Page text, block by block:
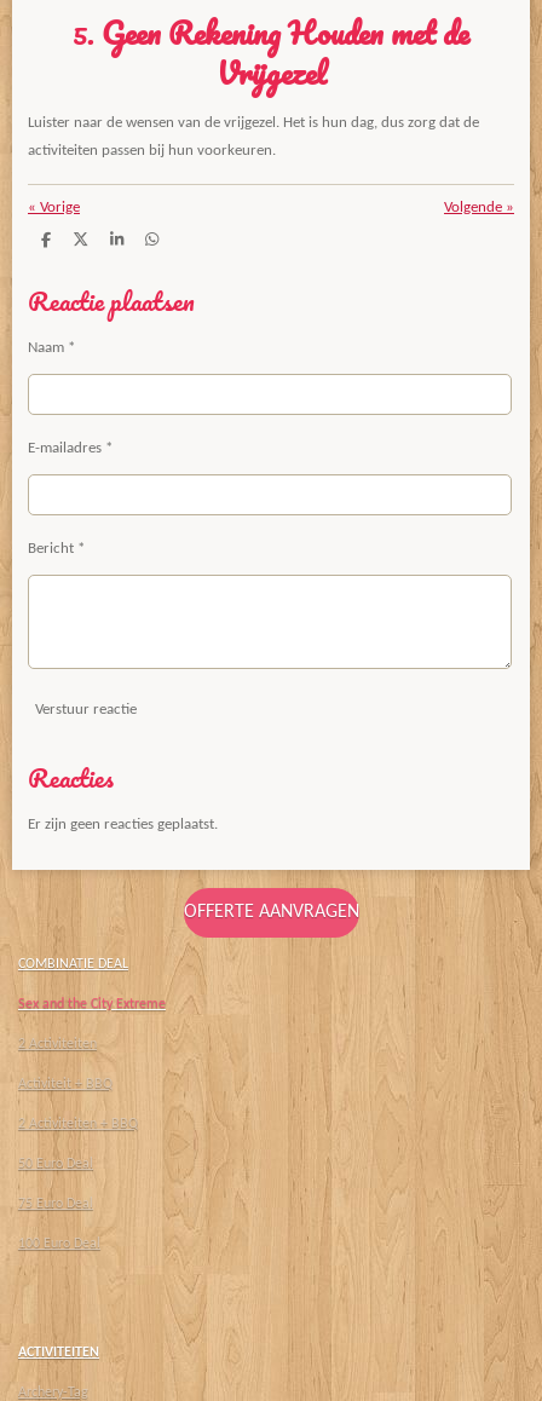
5.Geen Rekening Houden met de
Vrijgezel
Luister naar de wensen van de vrijgezel. Het is hun dag, dus zorg dat de
activiteiten passen bij hun voorkeuren.
« Vorige Volgende »
D
e
n
D
l
S
e
D
n
Reactie plaatsen
Naam *
E-mailadres *
Bericht *
Verstuur reactie
Reacties
Er zijn geen reacties geplaatst.
OFFERTE AANVRAGEN
COMBINATIE DEAL
Sex and the City Extreme
2 Activiteiten
Activiteit + BBQ
2 Activiteiten + BBQ
50 Euro Deal
75 Euro Deal
100 Euro Deal
ACTIVITEITEN
Archery-Tag